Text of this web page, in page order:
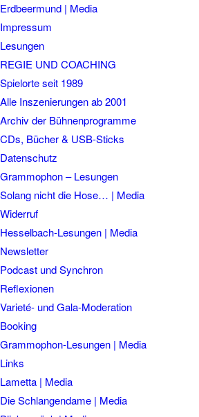
Erdbeermund | Media
Impressum
Lesungen
REGIE UND COACHING
Spielorte seit 1989
Alle Inszenierungen ab 2001
Archiv der Bühnenprogramme
CDs, Bücher & USB-Sticks
Datenschutz
Grammophon – Lesungen
Solang nicht die Hose… | Media
Widerruf
Hesselbach-Lesungen | Media
Newsletter
Podcast und Synchron
Reflexionen
Varieté- und Gala-Moderation
Booking
Grammophon-Lesungen | Media
Links
Lametta | Media
Die Schlangendame | Media